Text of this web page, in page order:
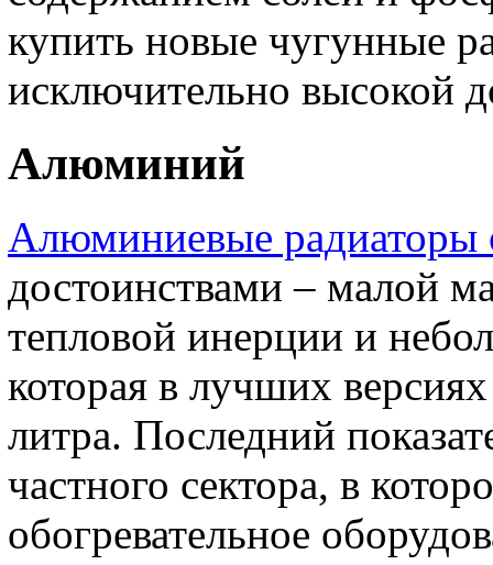
купить новые чугунные
исключительно высокой
Алюминий
Алюминиевые радиаторы
достоинствами – малой
тепловой инерции и
которая в лучших
литра. Последний
частного сектора, в
обогревательное